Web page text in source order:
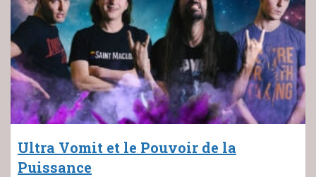
Ultra Vomit et le Pouvoir de la
Puissance